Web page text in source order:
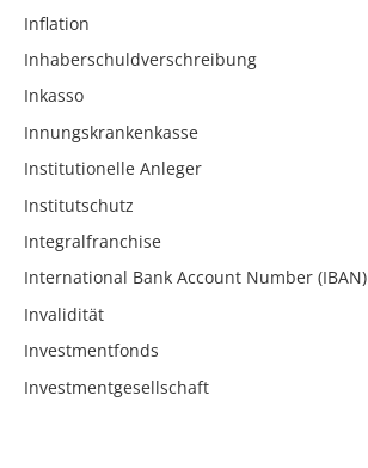
Inflation
Inhaberschuldverschreibung
Inkasso
Innungskrankenkasse
Institutionelle Anleger
Institutschutz
Integralfranchise
International Bank Account Number (IBAN)
Invalidität
Investmentfonds
Investmentgesellschaft